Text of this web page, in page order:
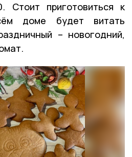
Стоит приготовиться к
доме будет витать
– новогодний,